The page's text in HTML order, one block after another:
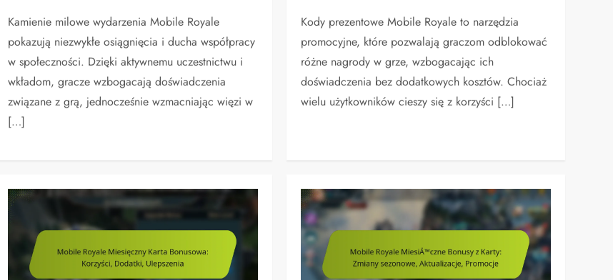
Kamienie milowe wydarzenia Mobile Royale
pokazują niezwykłe osiągnięcia i ducha współpracy
w społeczności. Dzięki aktywnemu uczestnictwu i
wkładom, gracze wzbogacają doświadczenia
związane z grą, jednocześnie wzmacniając więzi w
[…]
Kody prezentowe Mobile Royale to narzędzia
promocyjne, które pozwalają graczom odblokować
różne nagrody w grze, wzbogacając ich
doświadczenia bez dodatkowych kosztów. Chociaż
wielu użytkowników cieszy się z korzyści […]